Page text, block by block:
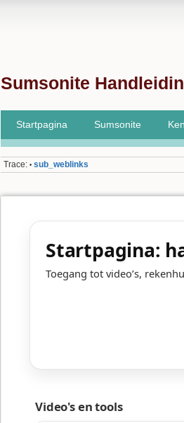
Sumsonite
Startpagina Sumsonite
Trace: • sub_weblinks
Startpagina:
Toegang tot video’s,
Video's en tools